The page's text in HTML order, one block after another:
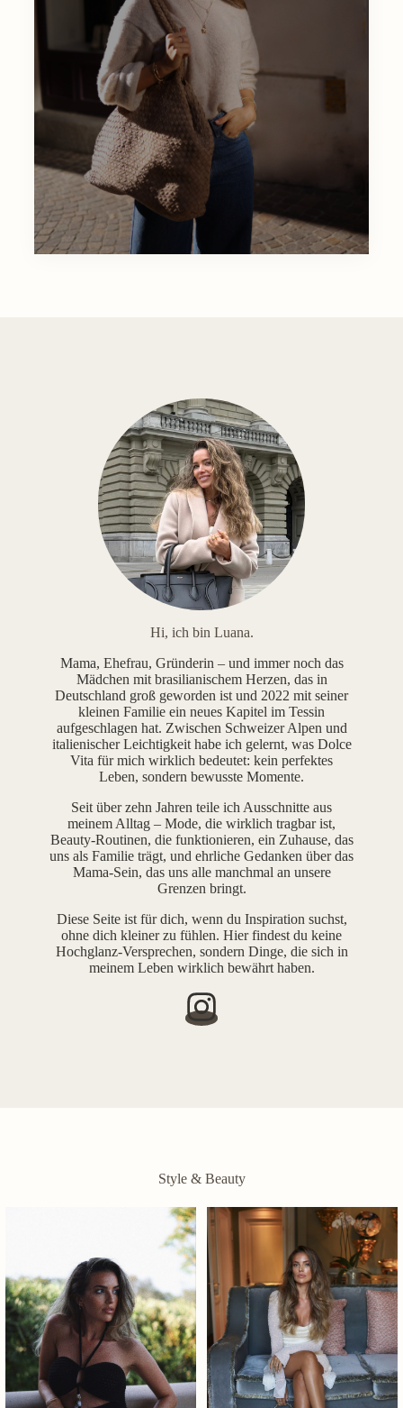
Hi, ich bin Luana.
Mama, Ehefrau, Gründerin – und immer noch das
Mädchen mit brasilianischem Herzen, das in
Deutschland groß geworden ist und 2022 mit seiner
kleinen Familie ein neues Kapitel im Tessin
aufgeschlagen hat. Zwischen Schweizer Alpen und
italienischer Leichtigkeit habe ich gelernt, was Dolce
Vita für mich wirklich bedeutet: kein perfektes
Leben, sondern bewusste Momente.
Seit über zehn Jahren teile ich Ausschnitte aus
meinem Alltag – Mode, die wirklich tragbar ist,
Beauty-Routinen, die funktionieren, ein Zuhause, das
uns als Familie trägt, und ehrliche Gedanken über das
Mama-Sein, das uns alle manchmal an unsere
Grenzen bringt.
Diese Seite ist für dich, wenn du Inspiration suchst,
ohne dich kleiner zu fühlen. Hier findest du keine
Hochglanz-Versprechen, sondern Dinge, die sich in
meinem Leben wirklich bewährt haben.
Style & Beauty